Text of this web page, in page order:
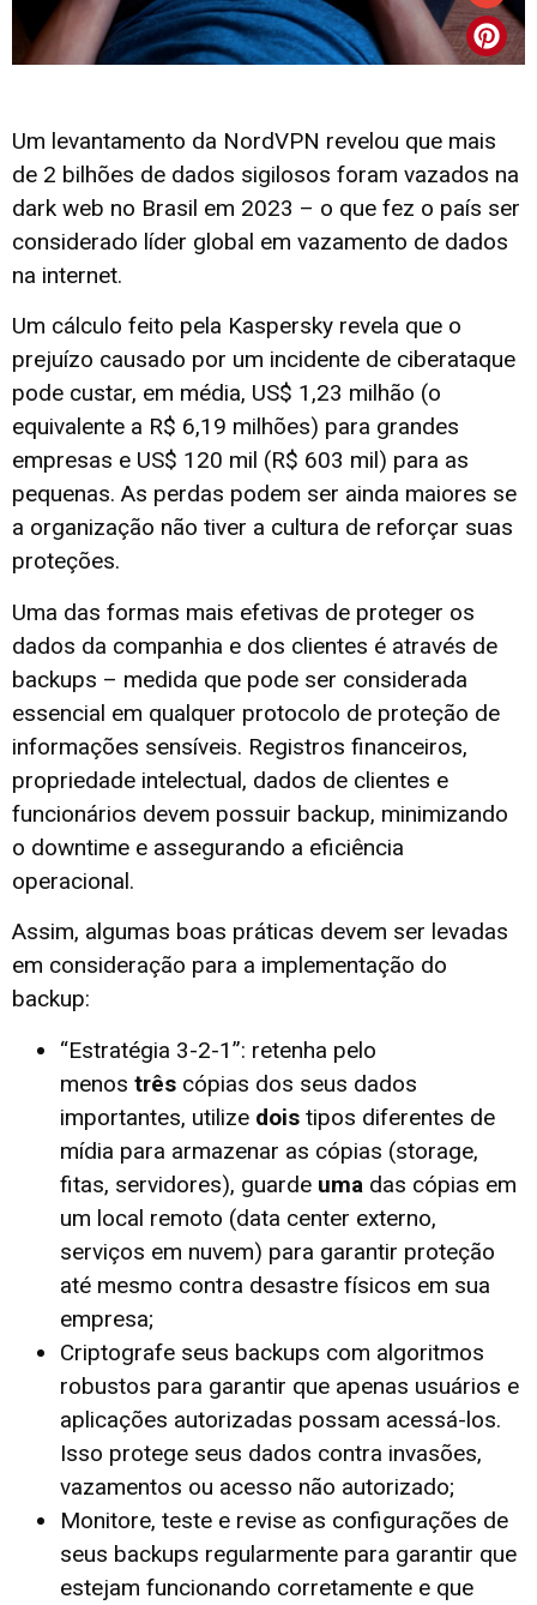
Um levantamento da NordVPN revelou que mais
de 2 bilhões de dados sigilosos foram vazados na
dark web no Brasil em 2023 – o que fez o país ser
considerado líder global em vazamento de dados
na internet.
Um cálculo feito pela Kaspersky revela que o
prejuízo causado por um incidente de ciberataque
pode custar, em média, US$ 1,23 milhão (o
equivalente a R$ 6,19 milhões) para grandes
empresas e US$ 120 mil (R$ 603 mil) para as
pequenas. As perdas podem ser ainda maiores se
a organização não tiver a cultura de reforçar suas
proteções.
Uma das formas mais efetivas de proteger os
dados da companhia e dos clientes é através de
backups – medida que pode ser considerada
essencial em qualquer protocolo de proteção de
informações sensíveis. Registros financeiros,
propriedade intelectual, dados de clientes e
funcionários devem possuir backup, minimizando
o downtime e assegurando a eficiência
operacional.
Assim, algumas boas práticas devem ser levadas
em consideração para a implementação do
backup:
“Estratégia 3-2-1”: retenha pelo
menos três cópias dos seus dados
importantes, utilize dois tipos diferentes de
mídia para armazenar as cópias (storage,
fitas, servidores), guarde uma das cópias em
um local remoto (data center externo,
serviços em nuvem) para garantir proteção
até mesmo contra desastre físicos em sua
empresa;
Criptografe seus backups com algoritmos
robustos para garantir que apenas usuários e
aplicações autorizadas possam acessá-los.
Isso protege seus dados contra invasões,
vazamentos ou acesso não autorizado;
Monitore, teste e revise as configurações de
seus backups regularmente para garantir que
estejam funcionando corretamente e que